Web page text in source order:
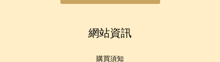
網站資訊
購買須知